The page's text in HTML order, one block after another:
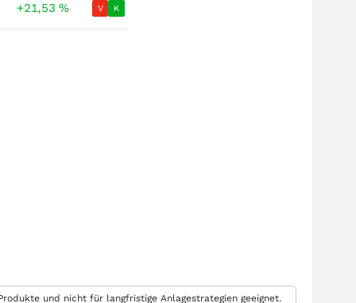
+21,53% V K
und nicht für langfristige Anlagestrategien geeignet.